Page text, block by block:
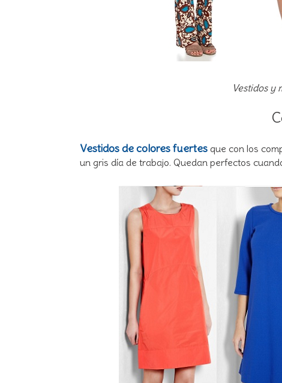
Vestidos y
Vestidos de colores fuertes que con los
un gris día de trabajo. Quedan perfectos